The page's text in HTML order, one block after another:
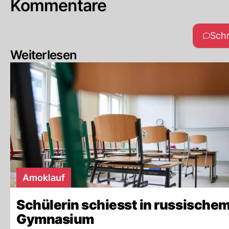
Kommentare
Weiterlesen
Amoklauf
Schülerin schiesst in
Gymnasium